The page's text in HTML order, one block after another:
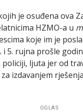
je osuđena ova
HZMO-a u
koje im je
i 5. rujna prošle
policiji, ljuta jer od
izdavanjem
OGLAS